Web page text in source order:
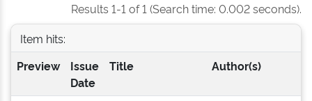
Results 1-1 of 1 (Search time: 0.002 seconds).
Item hits:
Preview
Issue
Date
Title Author(s)